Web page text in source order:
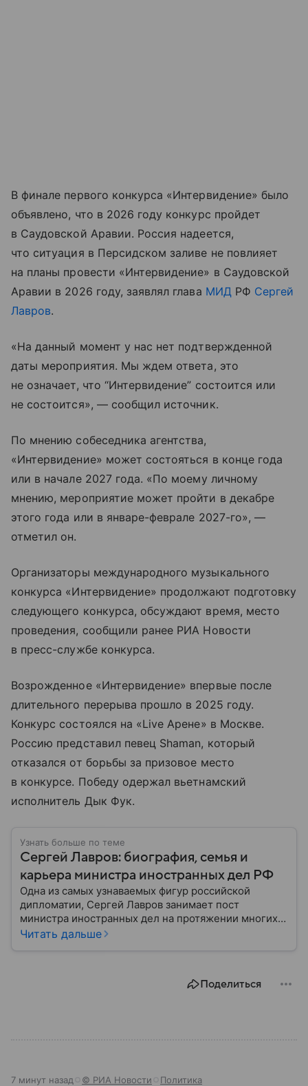
В финале первого конкурса «Интервидение» было
объявлено, что в 2026 году конкурс пройдет
в Саудовской Аравии. Россия надеется,
что ситуация в Персидском заливе не повлияет
на планы провести «Интервидение» в Саудовской
Аравии в 2026 году, заявлял глава МИД РФ Сергей
Лавров.
«На данный момент у нас нет подтвержденной
даты мероприятия. Мы ждем ответа, это
не означает, что “Интервидение” состоится или
не состоится», — сообщил источник.
По мнению собеседника агентства,
«Интервидение» может состояться в конце года
или в начале 2027 года. «По моему личному
мнению, мероприятие может пройти в декабре
этого года или в январе-феврале 2027-го», —
отметил он.
Организаторы международного музыкального
конкурса «Интервидение» продолжают подготовку
следующего конкурса, обсуждают время, место
проведения, сообщили ранее РИА Новости
в пресс-службе конкурса.
Возрожденное «Интервидение» впервые после
длительного перерыва прошло в 2025 году.
Конкурс состоялся на «Live Арене» в Москве.
Россию представил певец Shaman, который
отказался от борьбы за призовое место
в конкурсе. Победу одержал вьетнамский
исполнитель Дык Фук.
Узнать больше по теме
Сергей Лавров: биография, семья и
карьера министра иностранных дел РФ
Одна из самых узнаваемых фигур российской
дипломатии, Сергей Лавров занимает пост
министра иностранных дел на протяжении многих
лет. Его деятельность охватывает сложные
Читать дальше
Поделиться
7 минут назад © РИА Новости Политика